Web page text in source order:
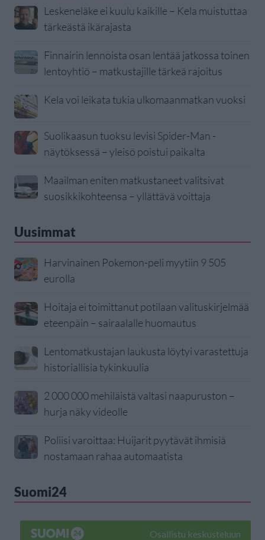
Leskeneläke ei kuulu kaikille – Kela muistuttaa
tärkeästä ikärajasta
Finnairin lennoista osan lentää jatkossa toinen
lentoyhtiö – matkustajille tärkeä rajoitus
Kela voi leikata tukia ulkomaanmatkan vuoksi
Suolikaasun tuoksu levisi Spider-Man -
näytöksessä – yleisö poistui paikalta
Maailman eniten matkustaneet valitsivat
suosikkikohteensa – yllättävä voittaja
Uusimmat
Harvinainen Pokemon-peli myytiin 9 505
eurolla
Hoitaja ei toimittanut potilaan valituskirjelmää
eteenpäin – sairaalalle huomautus
Lentomatkustajan laukusta löytyi varastettuja
historiallisia tykinkuulia
2 000 000 mehiläistä valtasi naapuruston –
hurja näky videolle
Poliisi varoittaa: Huijarit pyytävät ihmisiä
nostamaan rahaa automaatista
Suomi24